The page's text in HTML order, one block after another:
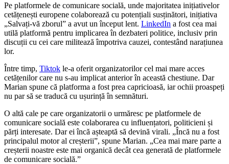
Pe platformele de comunicare socială, unde majoritatea inițiativelor
cetățenești europene colaborează cu potențiali susținători, inițiativa
„Salvați-vă zborul” a avut un început lent. LinkedIn a fost cea mai
utilă platformă pentru implicarea în dezbateri politice, inclusiv prin
discuții cu cei care militează împotriva cauzei, contestând narațiunea
lor.
Între timp, Tiktok le-a oferit organizatorilor cel mai mare acces
cetățenilor care nu s-au implicat anterior în această chestiune. Dar
Marian spune că platforma a fost prea capricioasă, iar ochii proaspeți
nu par să se traducă cu ușurință în semnături.
O altă cale pe care organizatorii o urmăresc pe platformele de
comunicare socială este colaborarea cu influențatori, politicieni și
părți interesate. Dar ei încă așteaptă să devină virali. „Încă nu a fost
principalul motor al creșterii”, spune Marian. „Cea mai mare parte a
creșterii noastre este mai organică decât cea generată de platformele
de comunicare socială.”